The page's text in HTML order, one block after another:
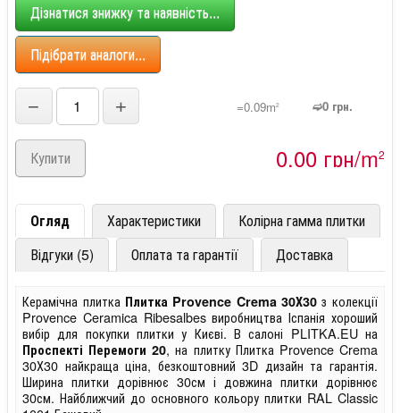
Дізнатися знижку та наявність...
Підібрати аналоги...
− + =0.09m2 ➫0 грн.
0,00 грн/m2
Огляд Характеристики
Колірна гамма плитки
Відгуки (5)
Оплата та гарантії Доставка
Керамічна плитка Плитка Provence Crema 30Х30 з колекції
Provence Ceramica Ribesalbes виробництва Іспанія хороший
вибір для покупки плитки у Києві. В салоні PLITKA.EU на
Проспекті Перемоги 20, на плитку Плитка Provence Crema
30Х30 найкраща ціна, безкоштовний 3D дизайн та гарантія.
Ширина плитки дорівнює 30см і довжина плитки дорівнює
30см. Найближчий до основного кольору плитки RAL Classic